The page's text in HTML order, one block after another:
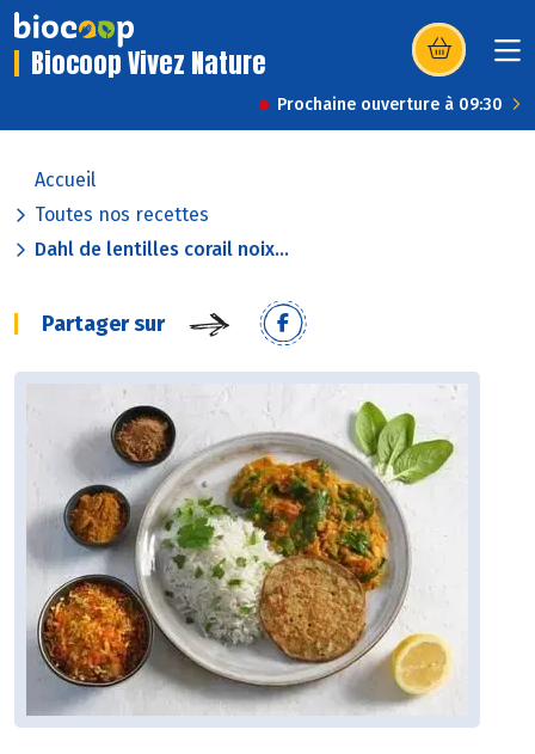
Biocoop Vivez Nature (s’ouvre dans
Prochaine ouverture à 09:30
Accueil
Toutes nos recettes
Dahl de lentilles corail noix...
Partager sur